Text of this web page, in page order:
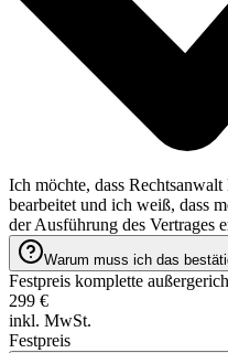
Ich möchte, dass
bearbeitet und ich weiß, dass
der Ausführung des Vertrages
Warum muss ich das
Festpreis komplette
299 €
inkl. MwSt.
Festpreis